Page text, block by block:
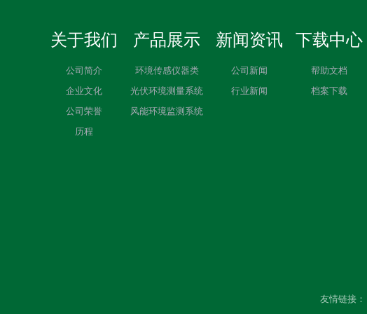
关于我们
公司简介
企业文化
公司荣誉
历程
产品展示
环境传感仪器类
光伏环境测量系统
风能环境监测系统
新闻资讯
公司新闻
行业新闻
下载中心
帮助文档
档案下载
友情链接：